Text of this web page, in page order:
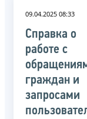
09.04.2025 08:33
Справка о
работе с
граждан и
запросами